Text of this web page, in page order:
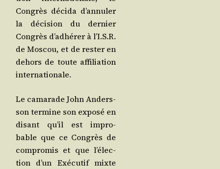
Congrès déci­da d’an­nu­ler
la déci­sion du der­nier
Congrès d’adhé­rer à l’I.S.R.
de Mos­cou, et de res­ter en
dehors de toute affi­lia­tion
internationale.
Le cama­rade John Anders­
son ter­mine son expo­sé en
disant qu’il est impro­
bable que ce Congrès de
com­pro­mis et que l’é­lec­
tion d’un Exé­cu­tif mixte